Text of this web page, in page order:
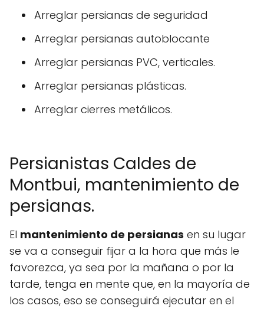
Arreglar persianas de seguridad
Arreglar persianas autoblocante
Arreglar persianas PVC, verticales.
Arreglar persianas plásticas.
Arreglar cierres metálicos.
Persianistas Caldes de
Montbui, mantenimiento de
persianas.
El mantenimiento de persianas en su lugar
se va a conseguir fijar a la hora que más le
favorezca, ya sea por la mañana o por la
tarde, tenga en mente que, en la mayoría de
los casos, eso se conseguirá ejecutar en el